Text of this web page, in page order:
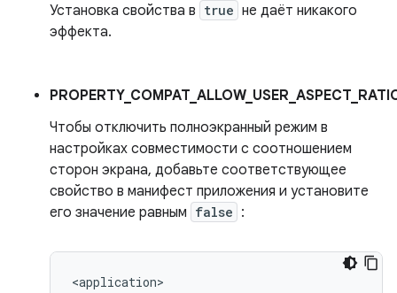
Установка свойства в true не даёт никакого
эффекта.
Чтобы отключить полноэкранный режим в
настройках совместимости с соотношением
сторон экрана, добавьте соответствующее
свойство в манифест приложения и установите
его значение равным false :